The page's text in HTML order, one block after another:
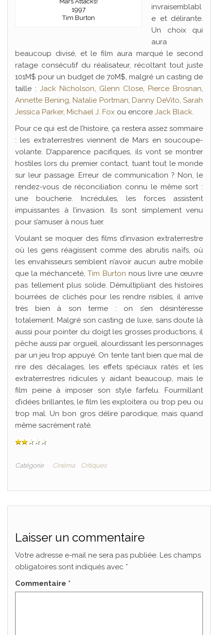
1997
Tim Burton
invraisemblabl
e et délirante.
Un choix qui
aura
beaucoup divisé, et le film aura marqué le second
ratage consécutif du réalisateur, récoltant tout juste
101M$ pour un budget de 70M$, malgré un casting de
taille : Jack Nicholson, Glenn Close, Pierce Brosnan,
Annette Bening, Natalie Portman, Danny DeVito, Sarah
Jessica Parker, Michael J. Fox ou encore Jack Black.
Pour ce qui est de l’histoire, ça restera assez sommaire
: les extraterrestres viennent de Mars en soucoupe-
volante. D’apparence pacifiques, ils vont se montrer
hostiles lors du premier contact, tuant tout le monde
sur leur passage. Erreur de communication ? Non, le
rendez-vous de réconciliation connu le même sort :
une boucherie. Incrédules, les forces assistent
impuissantes à l’invasion. Ils sont simplement venu
pour s’amuser à nous tuer.
Voulant se moquer des films d’invasion extraterrestre
où les gens réagissent comme des abrutis naïfs, où
les envahisseurs semblent n’avoir aucun autre mobile
que la méchanceté,Tim Burton nous livre une œuvre
pas tellement plus solide. Démultipliant des histoires
bourrées de clichés pour les rendre risibles, il arrive
très bien à son terme : on s’en désintéresse
totalement. Malgré son casting de luxe, sans doute là
aussi pour pointer du doigt les grosses productions, il
pêche aussi par orgueil, alourdissant les personnages
par un jeu trop appuyé. On tente tant bien que mal de
rire des décalages, les effets spéciaux ratés et les
extraterrestres ridicules y aidant beaucoup, mais le
film peine à imposer son style farfelu. Fourmillant
d’idées brillantes, le film les exploitera ou trop peu ou
trop mal. Un bon gros délire parodique, mais quand
même sacrément raté.
Catégorie Cinéma Critiques
Laisser un commentaire
Votre adresse e-mail ne sera pas publiée. Les champs
obligatoires sont indiqués avec *
Commentaire *